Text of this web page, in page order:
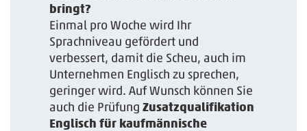
bringt?
Einmal pro Woche wird Ihr
Sprachniveau gefördert und
verbessert, damit die Scheu, auch im
Unternehmen Englisch zu sprechen,
geringer wird. Auf Wunsch können Sie
auch die PrüfungZusatzqualifikation
Englisch für kaufmännische